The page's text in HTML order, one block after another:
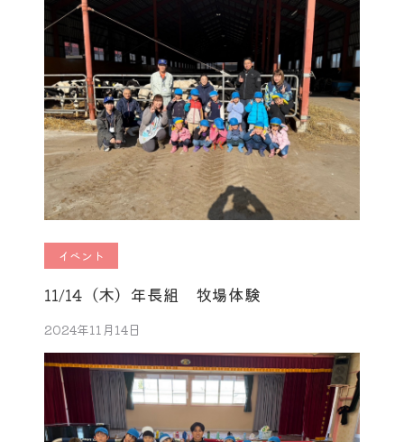
イベント
11/14（木）年長組 牧場体験
2024年11月14日